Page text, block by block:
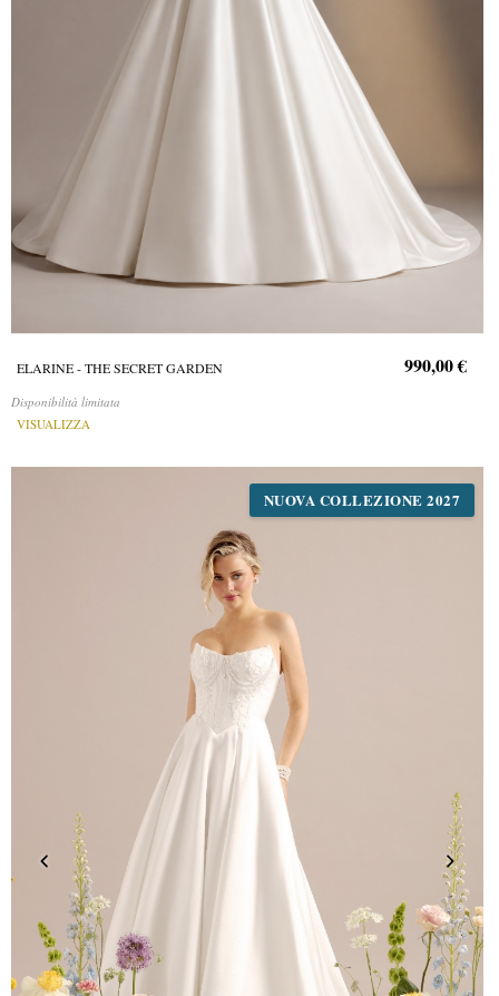
ELARINE - THE SECRET GARDEN
Disponibilità limitata
VISUALIZZA
990,00 €
NUOVA COLLEZIONE 2027